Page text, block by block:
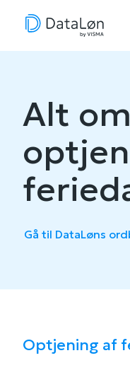
Alt om
Gå til DataLøns
Optjening af